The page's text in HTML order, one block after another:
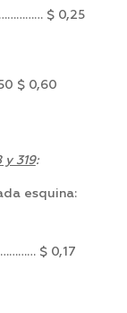
$ 0,25
$ 0,60
y 319:
esquina:
$ 0,17